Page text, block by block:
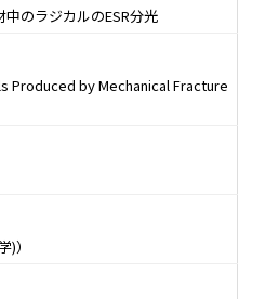
のラジカルのESR分光
Produced by Mechanical Fracture
）